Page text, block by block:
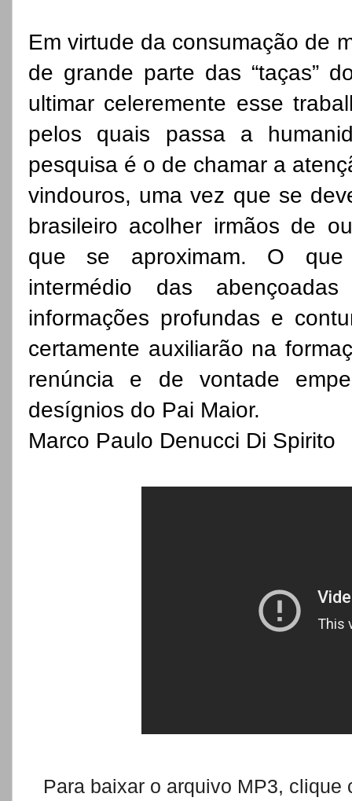
Em virtude da consumação de
de grande parte das “taças”
ultimar celeremente esse
pelos quais passa a
pesquisa é o de chamar a
vindouros, uma vez que se
brasileiro acolher irmãos de
que se aproximam. O que
intermédio das
informações profundas e
certamente auxiliarão na
renúncia e de vontade
desígnios do Pai Maior.
Marco Paulo Denucci Di Spirito
Para baixar o arquivo MP3,